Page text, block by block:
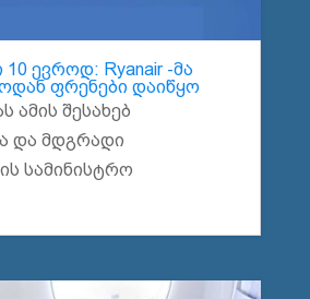
ევროდ: Ryanair -მა
ფრენები დაიწყო
ამის შესახებ
და მდგრადი
სამინისტრო